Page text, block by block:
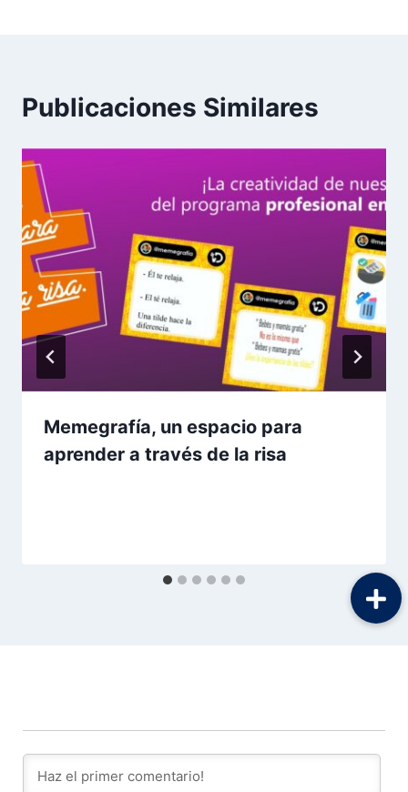
Publicaciones Similares
Memegrafía, un espacio para
aprender a través de la risa